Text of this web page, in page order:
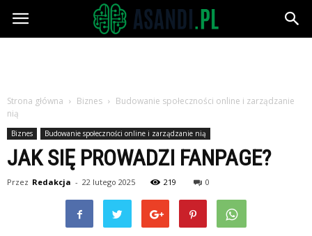
Asandi.pl
Strona główna Biznes
Budowanie społeczności online i zarządzanie
nią
Biznes Budowanie społeczności online i zarządzanie nią
JAK SIĘ PROWADZI FANPAGE?
Przez Redakcja - 22 lutego 2025 219 0